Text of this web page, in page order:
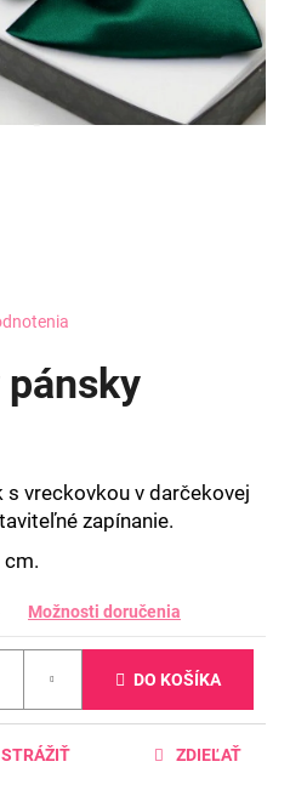
pánsky
vreckovkou v darčekovej
zapínanie.
cm.
Možnosti doručenia
DO KOŠÍKA
STRÁŽIŤ ZDIEĽAŤ